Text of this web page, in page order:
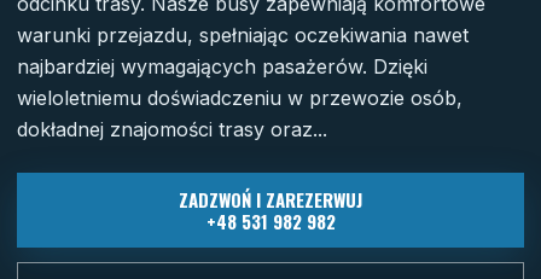
warunki przejazdu, spełniając oczekiwania nawet
najbardziej wymagających pasażerów. Dzięki
wieloletniemu doświadczeniu w przewozie osób,
dokładnej znajomości trasy oraz...
ZADZWOŃ I ZAREZERWUJ
+48 531 982 982